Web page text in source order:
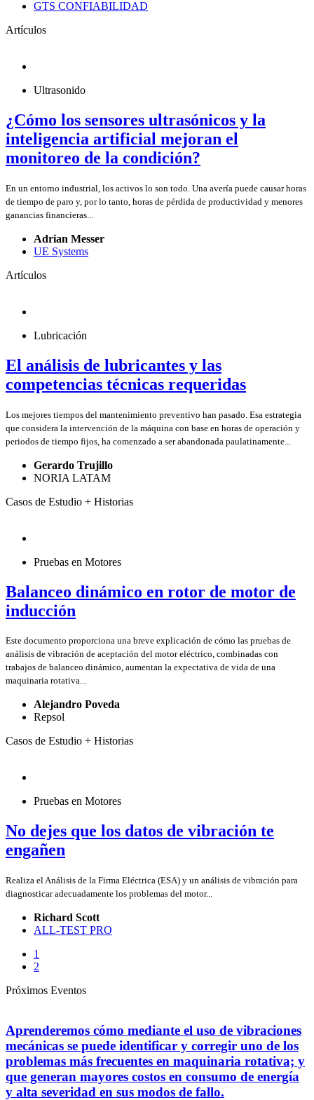
GTS CONFIABILIDAD
Artículos
Ultrasonido
¿Cómo los sensores ultrasónicos y la
inteligencia artificial mejoran el
monitoreo de la condición?
En un entorno industrial, los activos lo son todo. Una avería puede causar horas
de tiempo de paro y, por lo tanto, horas de pérdida de productividad y menores
ganancias financieras...
Adrian Messer
UE Systems
Artículos
Lubricación
El análisis de lubricantes y las
competencias técnicas requeridas
Los mejores tiempos del mantenimiento preventivo han pasado. Esa estrategia
que considera la intervención de la máquina con base en horas de operación y
periodos de tiempo fijos, ha comenzado a ser abandonada paulatinamente...
Gerardo Trujillo
NORIA LATAM
Casos de Estudio + Historias
Pruebas en Motores
Balanceo dinámico en rotor de motor de
inducción
Este documento proporciona una breve explicación de cómo las pruebas de
análisis de vibración de aceptación del motor eléctrico, combinadas con
trabajos de balanceo dinámico, aumentan la expectativa de vida de una
maquinaria rotativa...
Alejandro Poveda
Repsol
Casos de Estudio + Historias
Pruebas en Motores
No dejes que los datos de vibración te
engañen
Realiza el Análisis de la Firma Eléctrica (ESA) y un análisis de vibración para
diagnosticar adecuadamente los problemas del motor...
Richard Scott
ALL-TEST PRO
1
2
Próximos Eventos
Aprenderemos cómo mediante el uso de vibraciones
mecánicas se puede identificar y corregir uno de los
problemas más frecuentes en maquinaria rotativa; y
que generan mayores costos en consumo de energía
y alta severidad en sus modos de fallo.